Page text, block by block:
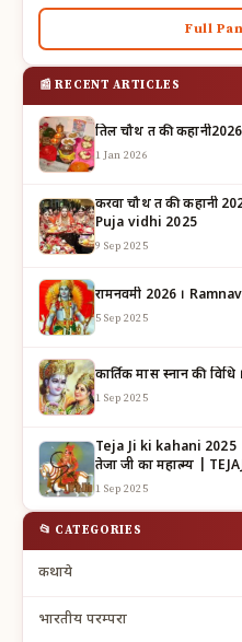
Full
📰 RECENT ARTICLES
तिल चौथ व्रत की
1 Jan 2026
करवा चौथ व्रत की कहानी
Puja vidhi 2025
9 Sep 2025
रामनवमी 2026 ।
5 Sep 2025
कार्तिक मास स्नान की
1 Sep 2025
Teja Ji ki kahani 2025 | तेजाजी की कहानी | लोकदेवता वीर
तेजा जी का महात्म्य |
1 Sep 2025
📂 CATEGORIES
कथाये
भारतीय परम्परा